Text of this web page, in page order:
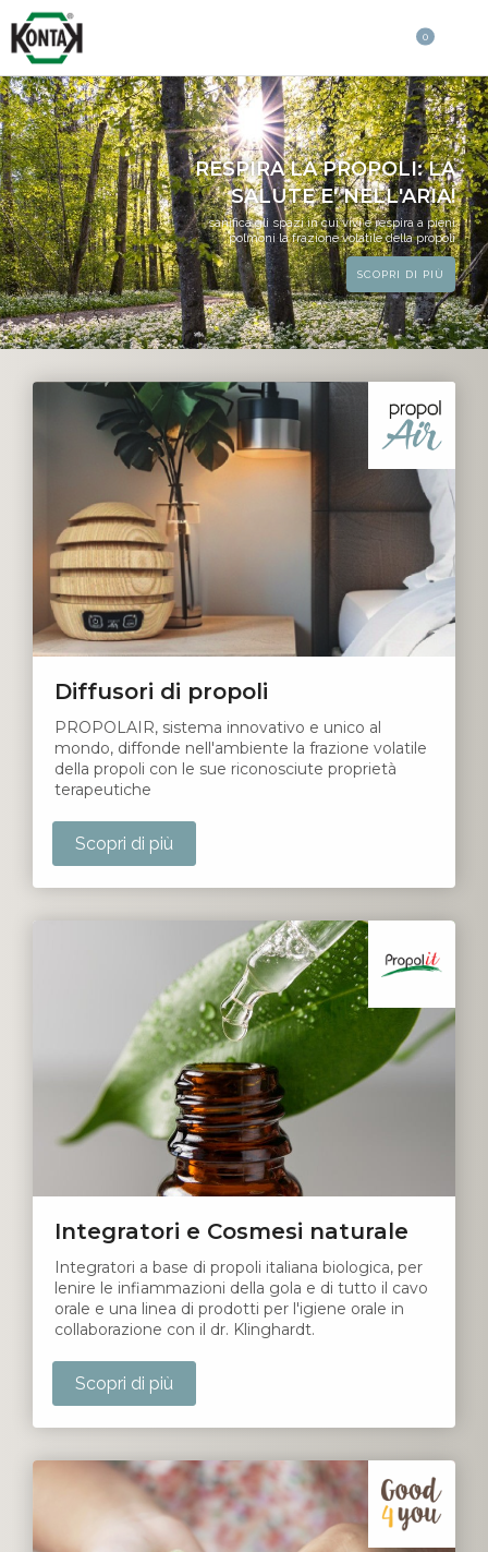
0
RESPIRA LA PROPOLI: LA
SALUTE E' NELL'ARIA!
sanifica gli spazi in cui vivi e respira a pieni
polmoni la frazione volatile della propoli
SCOPRI DI PIÙ
Diffusori di propoli
PROPOLAIR, sistema innovativo e unico al
mondo, diffonde nell'ambiente la frazione volatile
della propoli con le sue riconosciute proprietà
terapeutiche
Scopri di più
Integratori e Cosmesi naturale
Integratori a base di propoli italiana biologica, per
lenire le infiammazioni della gola e di tutto il cavo
orale e una linea di prodotti per l'igiene orale in
collaborazione con il dr. Klinghardt.
Scopri di più